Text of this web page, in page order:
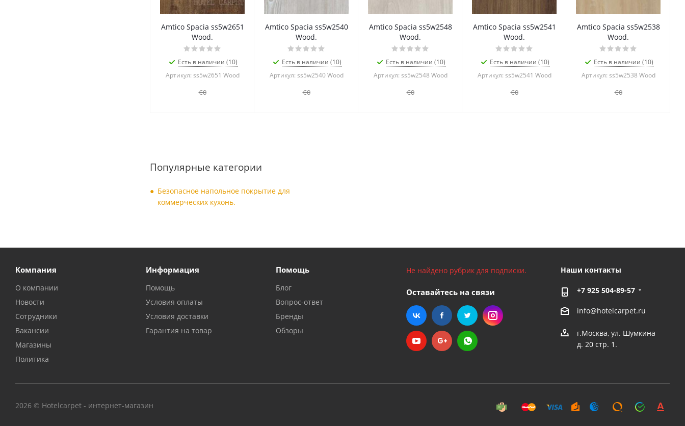
Amtico Spacia ss5w2651
Wood.
Есть в наличии (10)
Артикул: ss5w2651 Wood
€0
Amtico Spacia ss5w2540
Wood.
Есть в наличии (10)
Артикул: ss5w2540 Wood
€0
Amtico Spacia ss5w2548
Wood.
Есть в наличии (10)
Артикул: ss5w2548 Wood
€0
Amtico Spacia ss5w2541
Wood.
Есть в наличии (10)
Артикул: ss5w2541 Wood
€0
Amtico Spacia ss5w2538
Wood.
Есть в наличии (10)
Артикул: ss5w2538 Wood
€0
Популярные категории
Безопасное напольное покрытие для
коммерческих кухонь.
Компания
О компании
Новости
Сотрудники
Вакансии
Магазины
Политика
Информация
Помощь
Условия оплаты
Условия доставки
Гарантия на товар
Помощь
Блог
Вопрос-ответ
Бренды
Обзоры
Не найдено рубрик для подписки.
Оставайтесь на связи
Наши контакты
+7 925 504-89-57
info@hotelcarpet.ru
г.Москва, ул. Шумкина
д. 20 стр. 1.
2026 © Hotelcarpet - интернет-магазин